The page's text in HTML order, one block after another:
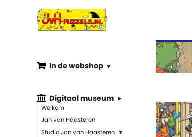
In de webshop
Digitaal museum
Welkom
Jan van Haasteren
Studio Jan van Haasteren